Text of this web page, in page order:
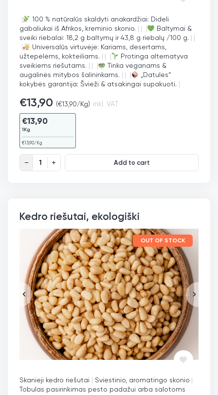
|
100 % natūralūs skaldyti anakardžiai: Dideli
gabaliukai iš Afrikos, kreminio skonio. | | |
Baltymai &
sveiki riebalai: 18,2 g baltymų ir 43,8 g riebalų /100 g. | |
|
Universalūs virtuvėje: Kariams, desertams,
užtepėlėms, kokteiliams. | | |
Protinga alternatyva
sveikiems riešutams. | | |
Tinka veganams &
augalinės mitybos šalininkams. | | |
„Datules“
kokybės garantija: Švieži & atsakingai supakuoti. |
€13,90 (€13,90/Kg) inkl. VAT
€13,90
1Kg
€13,90/Kg
Anakardžių riešutai skaldyti quantityAdd to cart
Kedro riešutai, ekologiški
OUT OF STOCK
Skanieji kedro riešutai | Sviestinio, aromatingo skonio |
Tobulas pasirinkimas pesto padažui arba salotoms